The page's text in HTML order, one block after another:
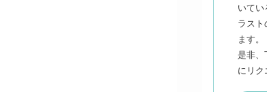
いて
ラス
ます。
是非、
にリク